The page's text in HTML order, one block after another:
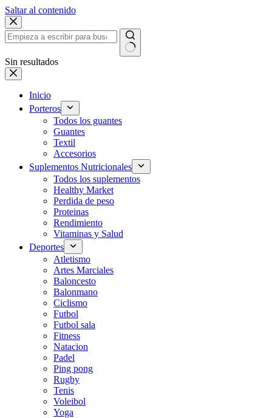
Saltar al contenido
Sin resultados
Inicio
Porteros
Todos los guantes
Guantes
Textil
Accesorios
Suplementos Nutricionales
Todos los suplementos
Healthy Market
Perdida de peso
Proteinas
Rendimiento
Vitaminas y Salud
Deportes
Atletismo
Artes Marciales
Baloncesto
Balonmano
Ciclismo
Futbol
Futbol sala
Fitness
Natacion
Padel
Ping pong
Rugby
Tenis
Voleibol
Yoga